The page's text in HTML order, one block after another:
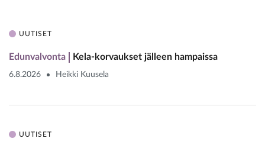
UUTISET
Edunvalvonta Kela-korvaukset jälleen hampaissa
6.8.2026 Heikki Kuusela
UUTISET